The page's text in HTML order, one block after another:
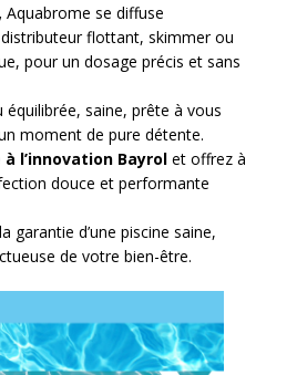
Aquabrome se diffuse
flottant, skimmer ou
pour un dosage précis et sans
équilibrée, saine, prête à vous
moment de pure détente.
l’innovation Bayrol et offrez à
douce et performante
garantie d’une piscine saine,
de votre bien-être.